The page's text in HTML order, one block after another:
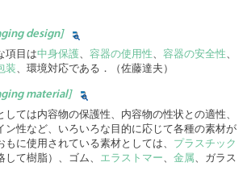
design]
項目は中身保護、 容器の使用性 容器の安全性
装 、環境対応である．（佐藤達夫）
material]
ては内容物の保護性、内容物の性状との適性、
ン性など、いろいろな目的に応じて各種の素材が
に使用されている素材としては、 プラスチック
して樹脂）、ゴム、
エラストマー 金属 、ガラス